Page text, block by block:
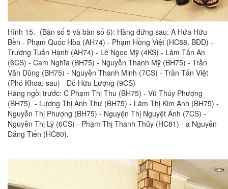
Hình 15.- (Bàn số 5 và bàn số 6): Hàng đứng sau: A Hứa Hữu
Bền - Phạm Quốc Hòa (AH74) - Phạm Hồng Việt (HC88, BĐD) -
Trương Tuấn Hạnh (AH74) - Lê Ngọc Mỹ (4KS) - Lâm Tấn An
(6CS) - Cam Nghĩa (BH75) - Nguyễn Thanh Mỹ (BH75) - Trần
Văn Dũng (BH75) - Nguyễn Thanh Minh (7CS) - Trần Tấn Việt
(Phó Khoa; sau) - Đỗ Hữu Lượng (9CS)
Hàng ngồi trước: C Phạm Thị Thu (BH75) - Vũ Thúy Phượng
(BH75) - Lương Thị Anh Thư (BH75) - Lâm Thị Kim Anh (BH75) -
Nguyễn Thị Phượng (BH75) - Nguyện Thị Nguyệt Ánh (7CS) -
Nguyễn Thị Lý (6CS) - Phạm Thị Thanh Thủy (HC81) - a Nguyễn
Đăng Tiến (HC80).